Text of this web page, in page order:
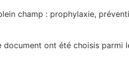
champ : prophylaxie,
ont été choisis parmi